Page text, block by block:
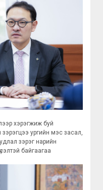
хэрэгжиж буй
зэрэгцээ ургийн мэс засал,
зэрэг нарийн
байгаагаа